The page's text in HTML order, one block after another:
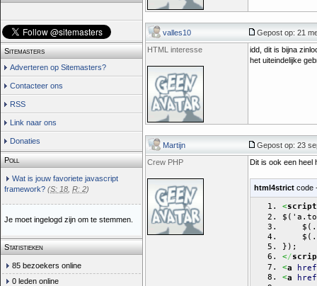
Sitemasters
Adverteren op Sitemasters?
Contacteer ons
RSS
Link naar ons
Donaties
Poll
Wat is jouw favoriete javascript
framework? (S: 18 R: 2)
Je moet ingelogd zijn om te stemmen.
Statistieken
85 bezoekers online
0 leden online
valles10
Gepost op: 21
HTML interesse
idd, dit is bijna
het uiteindelijke
Martijn
Gepost op: 23
Crew PHP
Dit is ook een heel
html4strict code
<script
});
</
<a
href
<a href